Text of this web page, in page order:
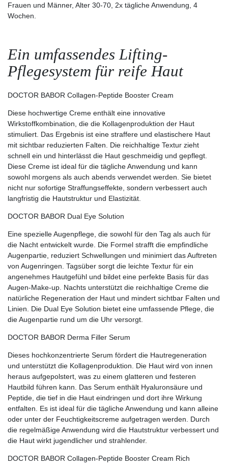
Frauen und Männer, Alter 30-70, 2x tägliche Anwendung, 4
Wochen.
Ein umfassendes Lifting-
Pflegesystem für reife Haut
DOCTOR BABOR Collagen-Peptide Booster Cream
Diese hochwertige Creme enthält eine innovative
Wirkstoffkombination, die die Kollagenproduktion der Haut
stimuliert. Das Ergebnis ist eine straffere und elastischere Haut
mit sichtbar reduzierten Falten. Die reichhaltige Textur zieht
schnell ein und hinterlässt die Haut geschmeidig und gepflegt.
Diese Creme ist ideal für die tägliche Anwendung und kann
sowohl morgens als auch abends verwendet werden. Sie bietet
nicht nur sofortige Straffungseffekte, sondern verbessert auch
langfristig die Hautstruktur und Elastizität.
DOCTOR BABOR Dual Eye Solution
Eine spezielle Augenpflege, die sowohl für den Tag als auch für
die Nacht entwickelt wurde. Die Formel strafft die empfindliche
Augenpartie, reduziert Schwellungen und minimiert das Auftreten
von Augenringen. Tagsüber sorgt die leichte Textur für ein
angenehmes Hautgefühl und bildet eine perfekte Basis für das
Augen-Make-up. Nachts unterstützt die reichhaltige Creme die
natürliche Regeneration der Haut und mindert sichtbar Falten und
Linien. Die Dual Eye Solution bietet eine umfassende Pflege, die
die Augenpartie rund um die Uhr versorgt.
DOCTOR BABOR Derma Filler Serum
Dieses hochkonzentrierte Serum fördert die Hautregeneration
und unterstützt die Kollagenproduktion. Die Haut wird von innen
heraus aufgepolstert, was zu einem glatteren und festeren
Hautbild führen kann. Das Serum enthält Hyaluronsäure und
Peptide, die tief in die Haut eindringen und dort ihre Wirkung
entfalten. Es ist ideal für die tägliche Anwendung und kann alleine
oder unter der Feuchtigkeitscreme aufgetragen werden. Durch
die regelmäßige Anwendung wird die Hautstruktur verbessert und
die Haut wirkt jugendlicher und strahlender.
DOCTOR BABOR Collagen-Peptide Booster Cream Rich